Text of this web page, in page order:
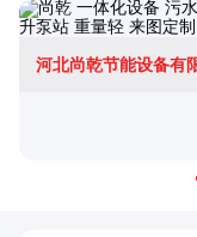
河北尚乾节能设备有